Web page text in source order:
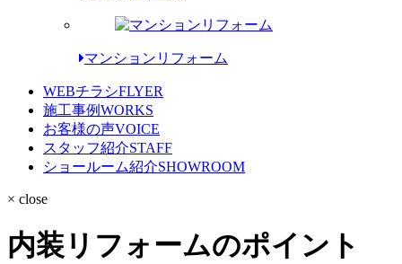
マンションリフォーム
WEBチラシFLYER
施工事例WORKS
お客様の声VOICE
スタッフ紹介STAFF
ショールーム紹介SHOWROOM
× close
内装リフォームのポイント